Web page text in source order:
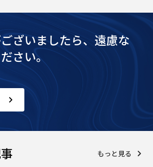
ざいましたら、遠慮な
さい。
もっと見る